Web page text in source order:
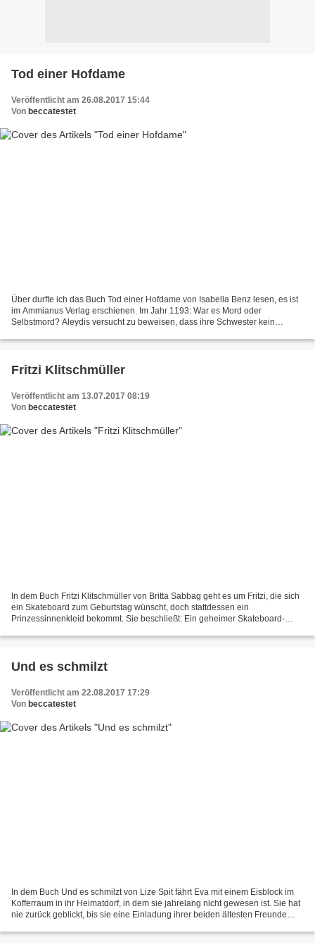
Tod einer Hofdame
Veröffentlicht am 26.08.2017 15:44
Von beccatestet
Über durfte ich das Buch Tod einer Hofdame von Isabella Benz lesen, es ist
im Ammianus Verlag erschienen. Im Jahr 1193: War es Mord oder
Selbstmord? Aleydis versucht zu beweisen, dass ihre Schwester kein
Fritzi Klitschmüller
Veröffentlicht am 13.07.2017 08:19
Von beccatestet
In dem Buch Fritzi Klitschmüller von Britta Sabbag geht es um Fritzi, die sich
ein Skateboard zum Geburtstag wünscht, doch stattdessen ein
Prinzessinnenkleid bekommt. Sie beschließt: Ein geheimer Skateboard-
Und es schmilzt
Veröffentlicht am 22.08.2017 17:29
Von beccatestet
In dem Buch Und es schmilzt von Lize Spit fährt Eva mit einem Eisblock im
Kofferraum in ihr Heimatdorf, in dem sie jahrelang nicht gewesen ist. Sie hat
nie zurück geblickt, bis sie eine Einladung ihrer beiden ältesten Freunde